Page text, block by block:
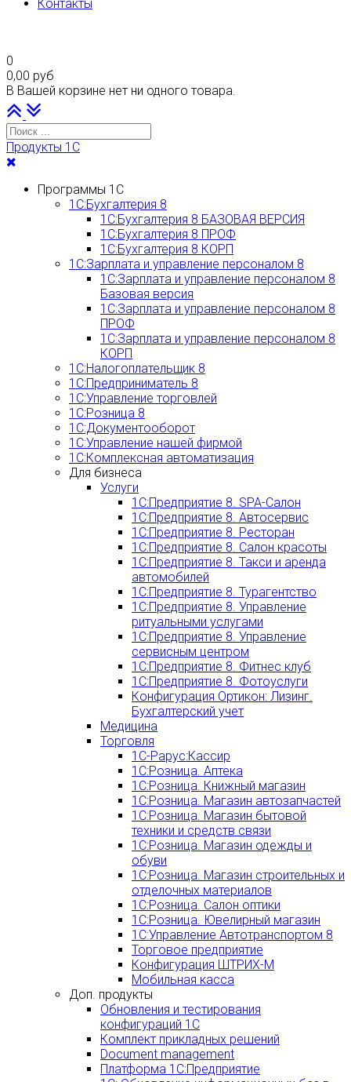
Контакты
0
0,00 руб
В Вашей корзине нет ни одного товара.
НаверхPLG_SYSTEM_VPFRAMEWORK_SCROLL_TO_BOTTOM
Продукты 1С
Программы 1С
1С:Бухгалтерия 8
1С:Бухгалтерия 8 БАЗОВАЯ ВЕРСИЯ
1С:Бухгалтерия 8 ПРОФ
1С:Бухгалтерия 8 КОРП
1С:Зарплата и управление персоналом 8
1С:Зарплата и управление персоналом 8
Базовая версия
1С:Зарплата и управление персоналом 8
ПРОФ
1С:Зарплата и управление персоналом 8
КОРП
1С:Налогоплательщик 8
1С:Предприниматель 8
1С:Управление торговлей
1С:Розница 8
1С:Документооборот
1С:Управление нашей фирмой
1С:Комплексная автоматизация
Для бизнеса
Услуги
1С:Предприятие 8. SPA-Салон
1С:Предприятие 8. Автосервис
1С:Предприятие 8. Ресторан
1С:Предприятие 8. Салон красоты
1С:Предприятие 8. Такси и аренда
автомобилей
1С:Предприятие 8. Турагентство
1С:Предприятие 8. Управление
ритуальными услугами
1С:Предприятие 8. Управление
сервисным центром
1С:Предприятие 8. Фитнес клуб
1С:Предприятие 8. Фотоуслуги
Конфигурация Ортикон: Лизинг.
Бухгалтерский учет
Медицина
Торговля
1С-Рарус:Кассир
1С:Розница. Аптека
1С:Розница. Книжный магазин
1С:Розница. Магазин автозапчастей
1С:Розница. Магазин бытовой
техники и средств связи
1С:Розница. Магазин одежды и
обуви
1С:Розница. Магазин строительных и
отделочных материалов
1С:Розница. Салон оптики
1С:Розница. Ювелирный магазин
1С:Управление Автотранспортом 8
Торговое предприятие
Конфигурация ШТРИХ-М
Мобильная касса
Доп. продукты
Обновления и тестирования
конфигураций 1С
Комплект прикладных решений
Document management
Платформа 1С:Предприятие